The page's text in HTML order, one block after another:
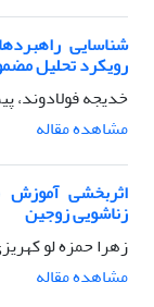
رویکرد تحلیل
خدیجه فولادوند،
مشاهده مقاله
اثربخشی
زناشویی زوجین
زهرا حمزه لو
مشاهده مقاله